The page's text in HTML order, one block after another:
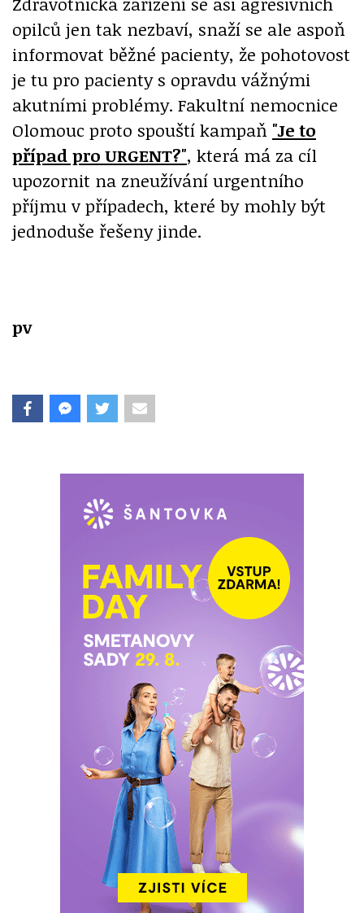
opilců jen tak nezbaví, snaží se ale aspoň
informovat běžné pacienty, že pohotovost
je tu pro pacienty s opravdu vážnými
akutními problémy. Fakultní nemocnice
Olomouc proto spouští kampaň "Je to
případ pro URGENT?", která má za cíl
upozornit na zneužívání urgentního
příjmu v případech, které by mohly být
jednoduše řešeny jinde.
pv